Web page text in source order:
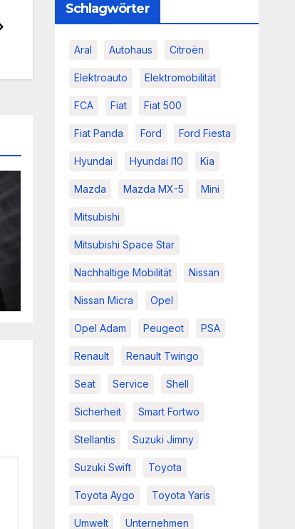
Schlagwörter
Aral Autohaus Citroën
Elektroauto Elektromobilität
FCA Fiat Fiat 500
Fiat Panda Ford Ford Fiesta
Hyundai Hyundai I10 Kia
Mazda Mazda MX-5 Mini
Mitsubishi
Mitsubishi Space Star
Nachhaltige Mobilität Nissan
Nissan Micra Opel
Opel Adam Peugeot PSA
Renault Renault Twingo
Seat Service Shell
Sicherheit Smart Fortwo
Stellantis Suzuki Jimny
Suzuki Swift Toyota
Toyota Aygo Toyota Yaris
Umwelt Unternehmen